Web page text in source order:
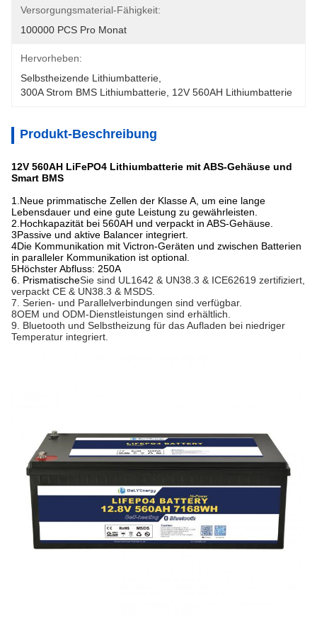
Versorgungsmaterial-Fähigkeit:
100000 PCS Pro Monat
Hervorheben:
Selbstheizende Lithiumbatterie
300A Strom BMS Lithiumbatterie 12V 560AH Lithiumbatterie
Produkt-Beschreibung
12V 560AH LiFePO4 Lithiumbatterie mit ABS-Gehäuse und
Smart BMS
1.Neue primmatische Zellen der Klasse A, um eine lange
Lebensdauer und eine gute Leistung zu gewährleisten.
2.Hochkapazität bei 560AH und verpackt in ABS-Gehäuse.
3Passive und aktive Balancer integriert.
4Die Kommunikation mit Victron-Geräten und zwischen Batterien
in paralleler Kommunikation ist optional.
5Höchster Abfluss: 250A
6. PrismatischeSie sind UL1642 & UN38.3 & ICE62619 zertifiziert,
verpackt CE & UN38.3 & MSDS.
7. Serien- und Parallelverbindungen sind verfügbar.
8OEM und ODM-Dienstleistungen sind erhältlich.
9. Bluetooth und Selbstheizung für das Aufladen bei niedriger
Temperatur integriert.